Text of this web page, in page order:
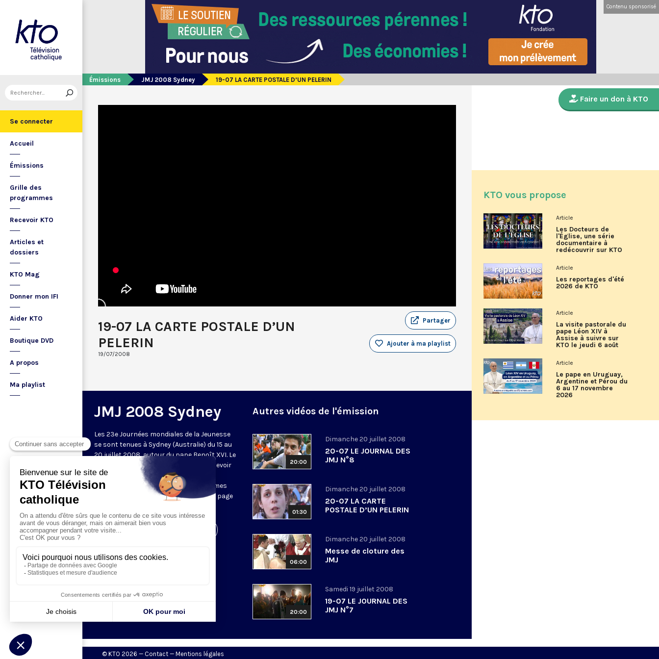
Se connecter
Accueil
Émissions
Grille des
programmes
Recevoir KTO
Articles et
dossiers
KTO Mag
Donner mon IFI
Aider KTO
Boutique DVD
A propos
Ma playlist
Contenu sponsorisé
Émissions JMJ 2008 Sydney 19-07 LA CARTE POSTALE D’UN PELERIN
19-07 LA CARTE POSTALE D’UN
PELERIN
19/07/2008
Partager
Ajouter à ma playlist
JMJ 2008 Sydney
Les 23e Journées mondiales de la Jeunesse
se sont tenues à Sydney (Australie) du 15 au
20 juillet 2008, autour du pape Benoît XVI. Le
thème de ces JMJ était « Vous allez recevoir
une force, celle de l’Esprit Saint qui
descendra sur vous. Vous serez alors mes
témoins » (Ac 1, 8). Retrouvez sur cette page
Visiter la page de l'émission
Autres vidéos de l'émission
20:00
Dimanche 20 juillet 2008
20-07 LE JOURNAL DES
JMJ N°8
01:30
Dimanche 20 juillet 2008
20-07 LA CARTE
POSTALE D’UN PELERIN
06:00
Dimanche 20 juillet 2008
Messe de cloture des
JMJ
20:00
Samedi 19 juillet 2008
19-07 LE JOURNAL DES
JMJ N°7
Faire un don à KTO
KTO vous propose
Article
Les Docteurs de
l'Église, une série
documentaire à
redécouvrir sur KTO
Article
Les reportages d'été
2026 de KTO
Article
La visite pastorale du
pape Léon XIV à
Assise à suivre sur
KTO le jeudi 6 août
Article
Le pape en Uruguay,
Argentine et Pérou du
6 au 17 novembre
2026
© KTO 2026 — Contact — Mentions légales